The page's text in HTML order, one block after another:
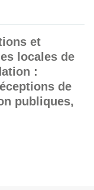
et
locales de
:
de
publiques,